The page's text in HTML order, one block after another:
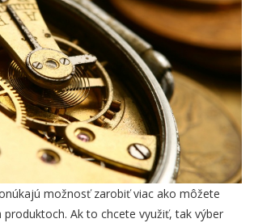
možnosť zarobiť viac ako môžete
produktoch. Ak to chcete využiť, tak výber